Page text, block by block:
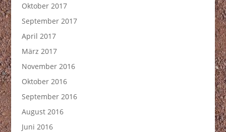
Oktober 2017
September 2017
April 2017
März 2017
November 2016
Oktober 2016
September 2016
August 2016
Juni 2016